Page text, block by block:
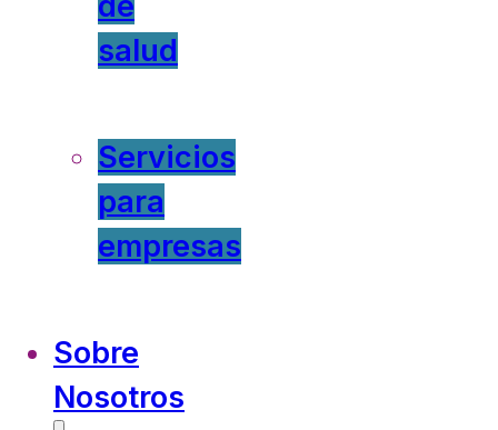
salud
Servicios
para
empresas
Sobre
Nosotros